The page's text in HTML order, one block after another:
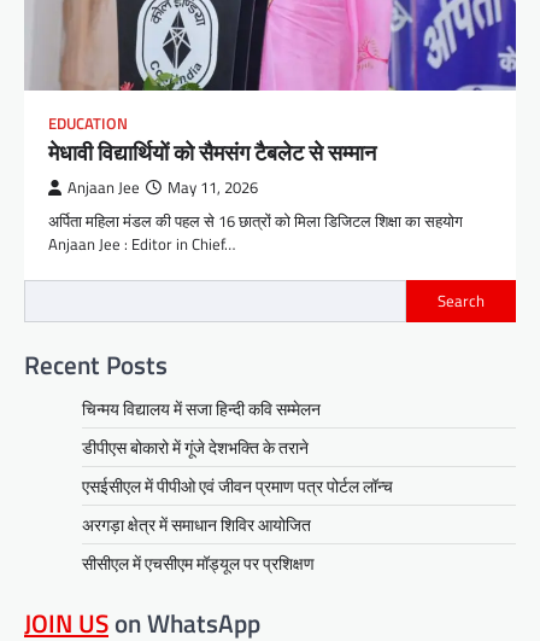
EDUCATION
मेधावी विद्यार्थियों को सैमसंग टैबलेट से सम्मान
Anjaan Jee May 11, 2026
अर्पिता महिला मंडल की पहल से 16 छात्रों को मिला डिजिटल शिक्षा का सहयोग
Anjaan Jee : Editor in Chief…
Search
Recent Posts
चिन्मय विद्यालय में सजा हिन्दी कवि सम्मेलन
डीपीएस बोकारो में गूंजे देशभक्ति के तराने
एसईसीएल में पीपीओ एवं जीवन प्रमाण पत्र पोर्टल लॉन्च
अरगड़ा क्षेत्र में समाधान शिविर आयोजित
सीसीएल में एचसीएम मॉड्यूल पर प्रशिक्षण
JOIN USon WhatsApp